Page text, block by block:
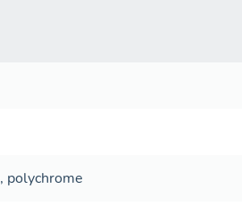
, polychrome